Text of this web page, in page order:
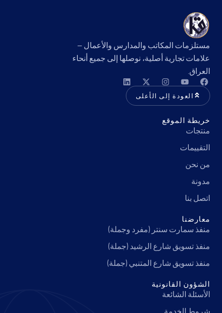
مستلزمات المكاتب والمدارس والأعمال —
علامات تجارية أصلية، نوصلها إلى جميع أنحاء
العراق.
العودة إلى الأعلى
خريطة الموقع
منتجات
التقييمات
من نحن
مدونة
اتصل بنا
معارضنا
منفذ سمارت سنتر (مفرد وجملة)
منفذ تسويق شارع الرشيد (جملة)
منفذ تسويق شارع المتنبي (جملة)
الشؤون القانونية
الأسئلة الشائعة